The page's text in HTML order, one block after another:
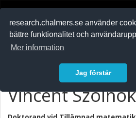
research.chalmers.se använder
bättre funktionalitet och
Mer information
Jag förstår
Vincent